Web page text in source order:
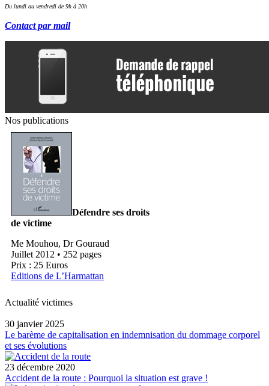
Du lundi au vendredi de 9h à 20h
Contact par mail
Nos publications
Défendre ses droits
de victime
Me Mouhou, Dr Gouraud
Juillet 2012 • 252 pages
Prix : 25 Euros
Editions de L’Harmattan
Actualité victimes
30 janvier 2025
Le barème de capitalisation en indemnisation du dommage corporel
et ses évolutions
23 décembre 2020
Accident de la route : Pourquoi la situation est grave !